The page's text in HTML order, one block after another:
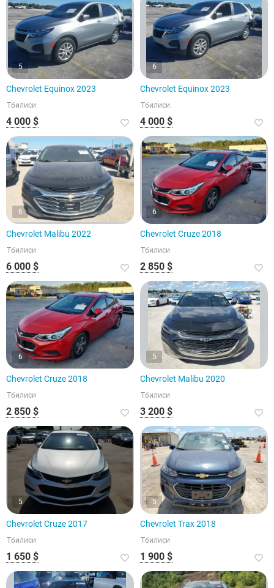
5
Chevrolet Equinox 2023
Тбилиси
4 000 $
6
Chevrolet Equinox 2023
Тбилиси
4 000 $
6
Chevrolet Malibu 2022
Тбилиси
6 000 $
6
Chevrolet Cruze 2018
Тбилиси
2 850 $
6
Chevrolet Cruze 2018
Тбилиси
2 850 $
5
Chevrolet Malibu 2020
Тбилиси
3 200 $
5
Chevrolet Cruze 2017
Тбилиси
1 650 $
5
Chevrolet Trax 2018
Тбилиси
1 900 $